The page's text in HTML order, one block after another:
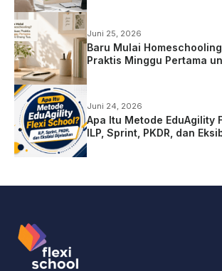
Juni 25, 2026
Baru Mulai
Praktis Minggu Pertama
Juni 24, 2026
Apa Itu Metode EduAgility
ILP, Sprint, PKDR, dan